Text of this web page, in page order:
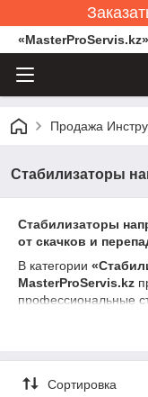
«MasterProServis.kz»
Продажа
Стабилизаторы
Стабилизаторы
от скачков и
В категории
MasterProServis.kz
профессиональные
и нестабильной
В наличии
Сортировка